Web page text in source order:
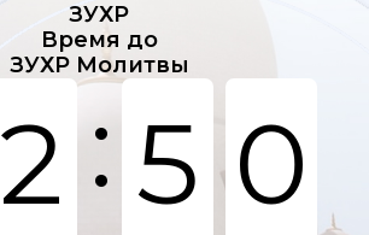
ЗУХР
Время до
ЗУХР Молитвы
2 : 5 0